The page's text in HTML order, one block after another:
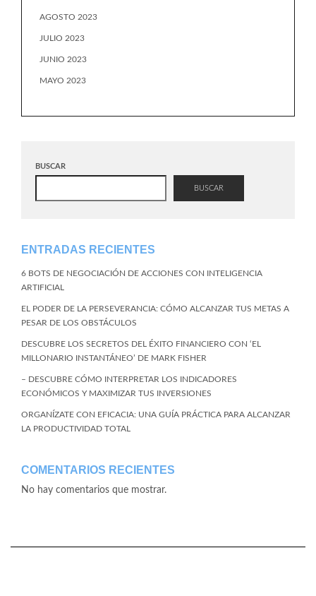
AGOSTO 2023
JULIO 2023
JUNIO 2023
MAYO 2023
BUSCAR
BUSCAR
ENTRADAS RECIENTES
6 BOTS DE NEGOCIACIÓN DE ACCIONES CON INTELIGENCIA
ARTIFICIAL
EL PODER DE LA PERSEVERANCIA: CÓMO ALCANZAR TUS METAS A
PESAR DE LOS OBSTÁCULOS
DESCUBRE LOS SECRETOS DEL ÉXITO FINANCIERO CON ‘EL
MILLONARIO INSTANTÁNEO’ DE MARK FISHER
– DESCUBRE CÓMO INTERPRETAR LOS INDICADORES
ECONÓMICOS Y MAXIMIZAR TUS INVERSIONES
ORGANÍZATE CON EFICACIA: UNA GUÍA PRÁCTICA PARA ALCANZAR
LA PRODUCTIVIDAD TOTAL
COMENTARIOS RECIENTES
No hay comentarios que mostrar.